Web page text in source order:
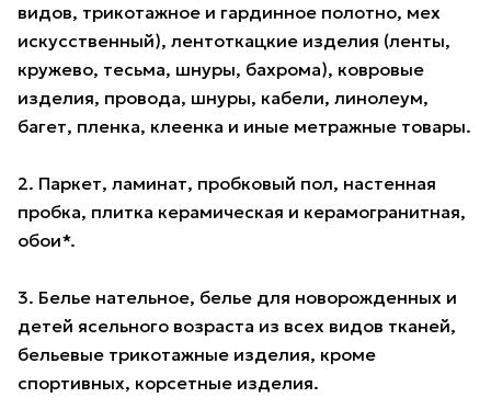
видов, трикотажное и гардинное полотно, мех
искусственный), лентоткацкие изделия (ленты,
кружево, тесьма, шнуры, бахрома), ковровые
изделия, провода, шнуры, кабели, линолеум,
багет, пленка, клеенка и иные метражные товары.
2. Паркет, ламинат, пробковый пол, настенная
пробка, плитка керамическая и керамогранитная,
обои*.
3. Белье нательное, белье для новорожденных и
детей ясельного возраста из всех видов тканей,
бельевые трикотажные изделия, кроме
спортивных, корсетные изделия.